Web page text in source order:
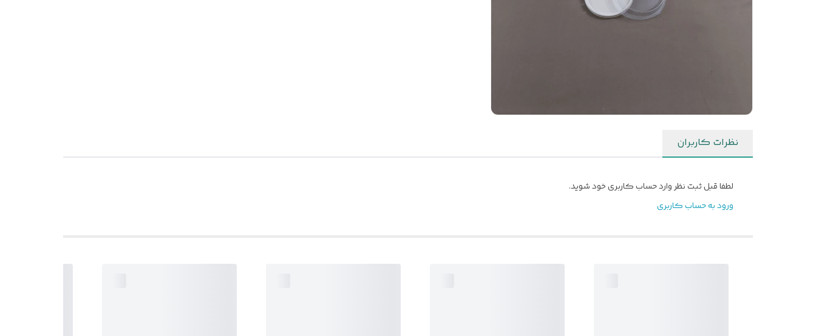
نظرات کاربران
لطفا قبل ثبت نظر وارد حساب کاربری خود شوید.
ورود به حساب کاربری